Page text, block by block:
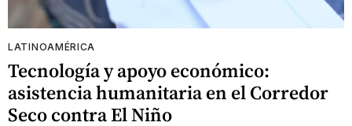
LATINOAMÉRICA
Tecnología y apoyo económico:
asistencia humanitaria en el Corredor
Seco contra El Niño